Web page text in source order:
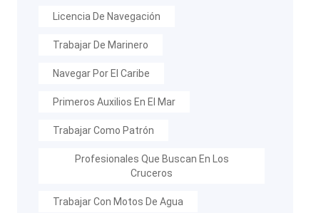
Licencia De Navegación
Trabajar De Marinero
Navegar Por El Caribe
Primeros Auxilios En El Mar
Trabajar Como Patrón
Profesionales Que Buscan En Los
Cruceros
Trabajar Con Motos De Agua